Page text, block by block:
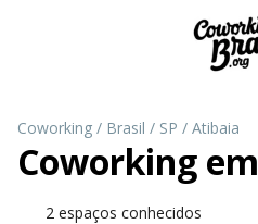
Coworking / Brasil / SP / Atibaia
Coworking em
2 espaços conhecidos